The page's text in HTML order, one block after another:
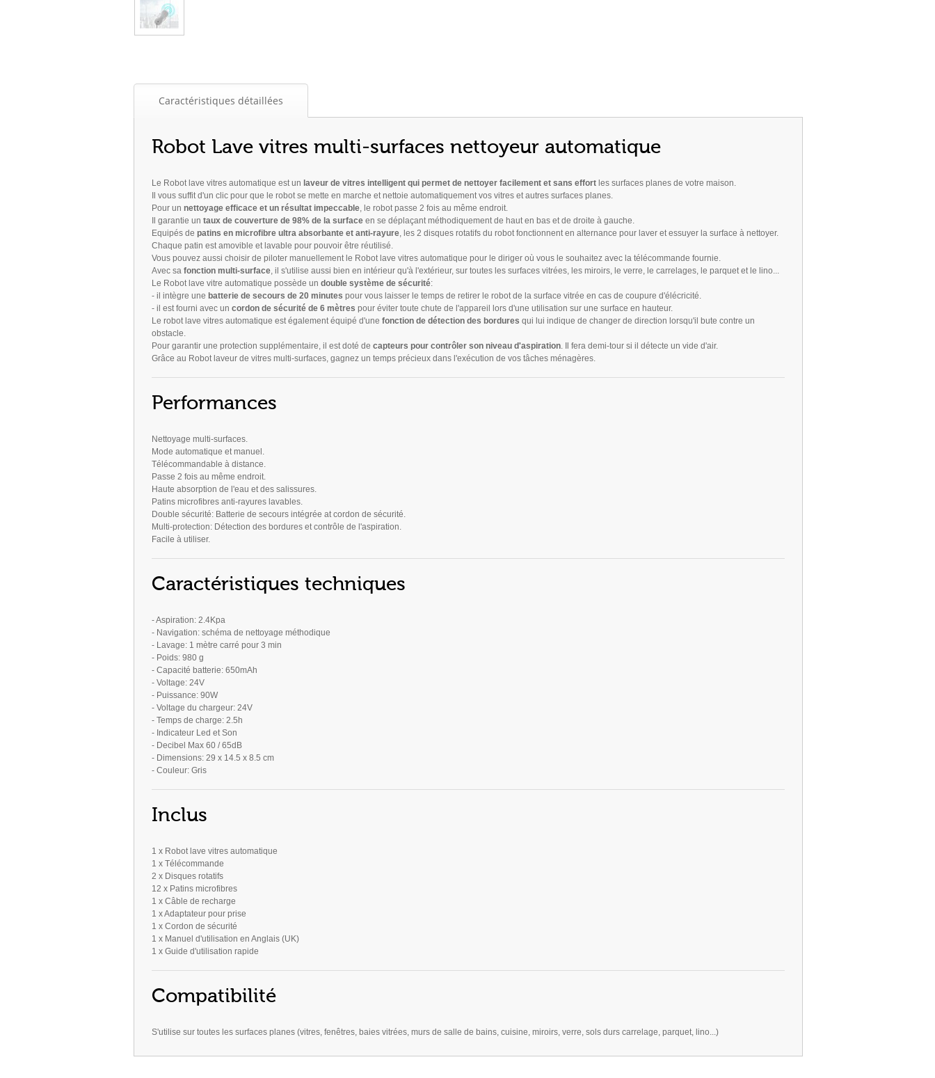
Caractéristiques détaillées
Robot Lave vitres multi-surfaces nettoyeur automatique
Le Robot lave vitres automatique est un laveur de vitres intelligent qui permet de nettoyer facilement et sans effort les surfaces planes de votre maison.
Il vous suffit d'un clic pour que le robot se mette en marche et nettoie automatiquement vos vitres et autres surfaces planes.
Pour un nettoyage efficace et un résultat impeccable, le robot passe 2 fois au même endroit.
Il garantie un taux de couverture de 98% de la surface en se déplaçant méthodiquement de haut en bas et de droite à gauche.
Equipés de patins en microfibre ultra absorbante et anti-rayure, les 2 disques rotatifs du robot fonctionnent en alternance pour laver et essuyer la surface à nettoyer.
Chaque patin est amovible et lavable pour pouvoir être réutilisé.
Vous pouvez aussi choisir de piloter manuellement le Robot lave vitres automatique pour le diriger où vous le souhaitez avec la télécommande fournie.
Avec sa fonction multi-surface, il s'utilise aussi bien en intérieur qu'à l'extérieur, sur toutes les surfaces vitrées, les miroirs, le verre, le carrelages, le parquet et le lino...
Le Robot lave vitre automatique possède un double système de sécurité:
- il intègre une batterie de secours de 20 minutes pour vous laisser le temps de retirer le robot de la surface vitrée en cas de coupure d'élécricité.
- il est fourni avec un cordon de sécurité de 6 mètres pour éviter toute chute de l'appareil lors d'une utilisation sur une surface en hauteur.
Le robot lave vitres automatique est également équipé d'une fonction de détection des bordures qui lui indique de changer de direction lorsqu'il bute contre un
obstacle.
Pour garantir une protection supplémentaire, il est doté de capteurs pour contrôler son niveau d'aspiration. Il fera demi-tour si il détecte un vide d'air.
Grâce au Robot laveur de vitres multi-surfaces, gagnez un temps précieux dans l'exécution de vos tâches ménagères.
Performances
Nettoyage multi-surfaces.
Mode automatique et manuel.
Télécommandable à distance.
Passe 2 fois au même endroit.
Haute absorption de l'eau et des salissures.
Patins microfibres anti-rayures lavables.
Double sécurité: Batterie de secours intégrée at cordon de sécurité.
Multi-protection: Détection des bordures et contrôle de l'aspiration.
Facile à utiliser.
Caractéristiques techniques
- Aspiration: 2.4Kpa
- Navigation: schéma de nettoyage méthodique
- Lavage: 1 mètre carré pour 3 min
- Poids: 980 g
- Capacité batterie: 650mAh
- Voltage: 24V
- Puissance: 90W
- Voltage du chargeur: 24V
- Temps de charge: 2.5h
- Indicateur Led et Son
- Decibel Max 60 / 65dB
- Dimensions: 29 x 14.5 x 8.5 cm
- Couleur: Gris
Inclus
1 x Robot lave vitres automatique
1 x Télécommande
2 x Disques rotatifs
12 x Patins microfibres
1 x Câble de recharge
1 x Adaptateur pour prise
1 x Cordon de sécurité
1 x Manuel d'utilisation en Anglais (UK)
1 x Guide d'utilisation rapide
Compatibilité
S'utilise sur toutes les surfaces planes (vitres, fenêtres, baies vitrées, murs de salle de bains, cuisine, miroirs, verre, sols durs carrelage, parquet, lino...)